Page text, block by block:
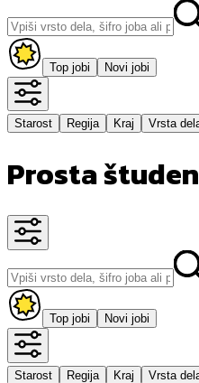
Top jobi Novi jobi
Starost Regija Kraj Vrsta
Prosta
Top jobi Novi jobi
Starost Regija Kraj Vrsta